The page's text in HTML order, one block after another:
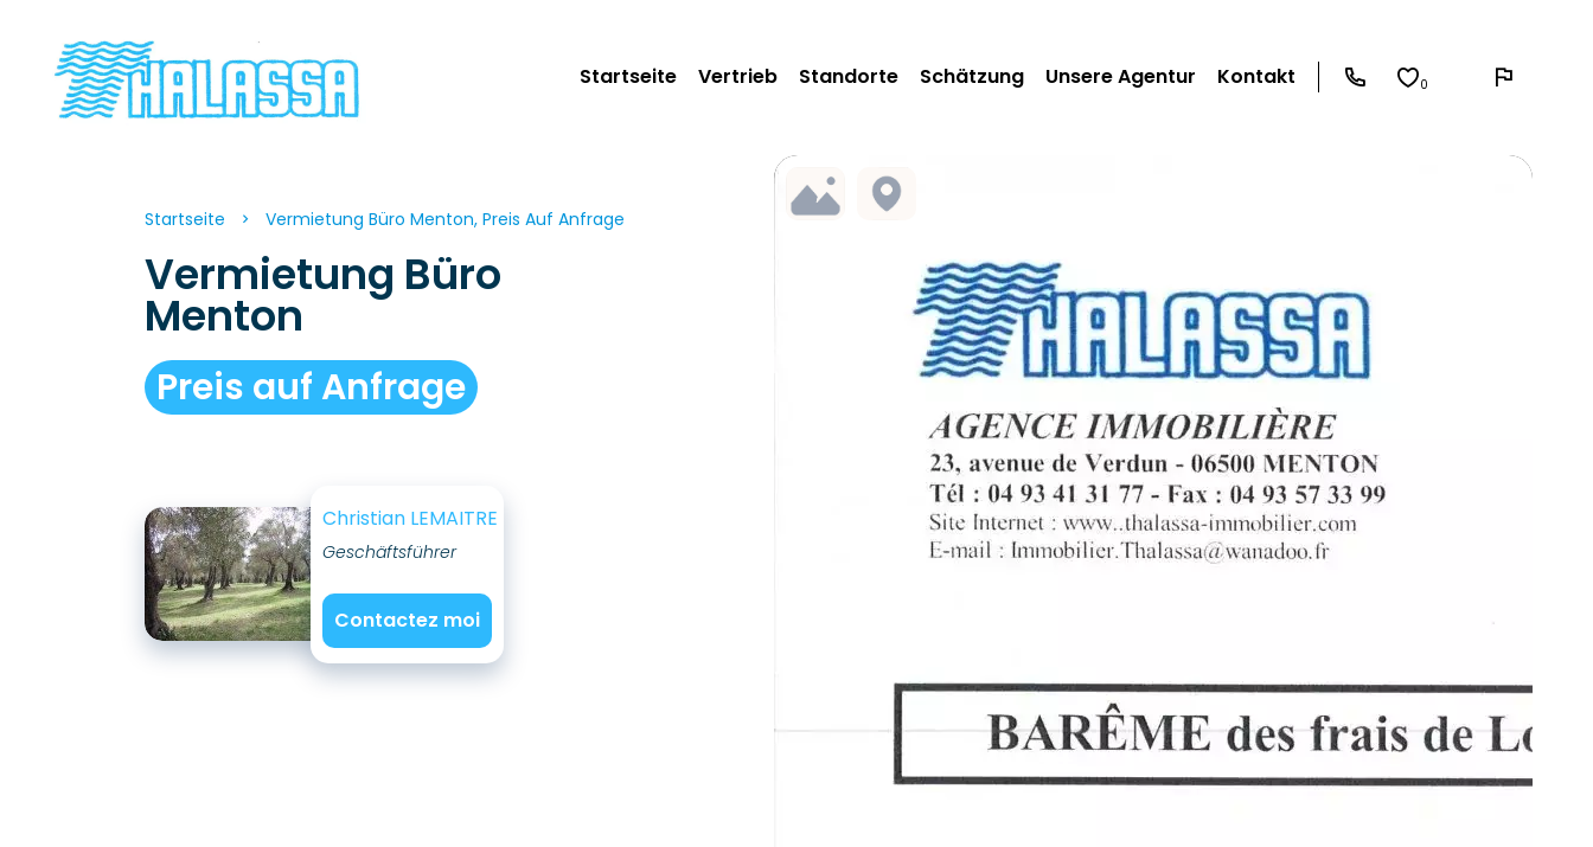
Startseite Vertrieb Standorte Schätzung Unsere Agentur Kontakt 0
Startseite Vermietung Büro Menton, Preis Auf Anfrage
Vermietung Büro
Menton
Preis auf Anfrage
Christian LEMAITRE
Geschäftsführer
Contactez moi